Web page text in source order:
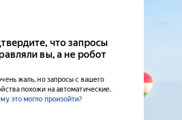
что запросы
вы, а не робот
жаль, но запросы с вашего
похожи на автоматические.
это могло произойти?